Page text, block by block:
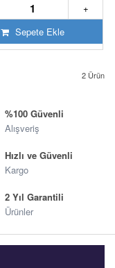
+
Sepete Ekle
2 Ürün
%100 Güvenli
Alışveriş
Hızlı ve Güvenli
Kargo
2 Yıl Garantili
Ürünler